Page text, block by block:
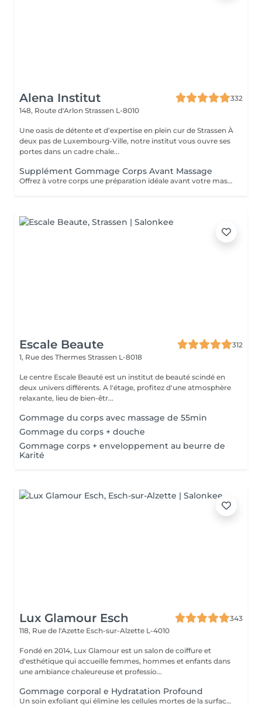
Alena Institut
332
148, Route d'Arlon Strassen L-8010
Une oasis de détente et d'expertise en plein cur de Strassen À
deux pas de Luxembourg-Ville, notre institut vous ouvre ses
portes dans un cadre chale...
Supplément Gommage Corps Avant Massage
Offrez à votre corps une préparation idéale avant votre massage grâce à notre gommage corps exfoliant. Ce soin permet d'éliminer en douceur les cellules mortes, d'affiner le grain de peau et de stimuler la circulation, afin de maximiser les bienfaits du massage. La peau est plus lisse, plus douce et absorbe mieux les huiles et actifs utilisés pendant le massage.
Escale Beaute
312
1, Rue des Thermes Strassen L-8018
Le centre Escale Beauté est un institut de beauté scindé en
deux univers différents. A l'étage, profitez d'une atmosphère
relaxante, lieu de bien-êtr...
Gommage du corps avec massage de 55min
Gommage du corps + douche
Gommage corps + enveloppement au beurre de
Karité
Lux Glamour Esch
343
118, Rue de l'Azette Esch-sur-Alzette L-4010
Fondé en 2014, Lux Glamour est un salon de coiffure et
d'esthétique qui accueille femmes, hommes et enfants dans
une ambiance chaleureuse et professio...
Gommage corporal e Hydratation Profound
Un soin exfoliant qui élimine les cellules mortes de la surface de la peau, favorise le renouvellement cellulaire et prévient les poils incarnés. Ce rituel de beauté laisse la peau plus lisse, douce et visiblement plus saine. Idéal pour retrouver une peau éclatante et soyeuse.